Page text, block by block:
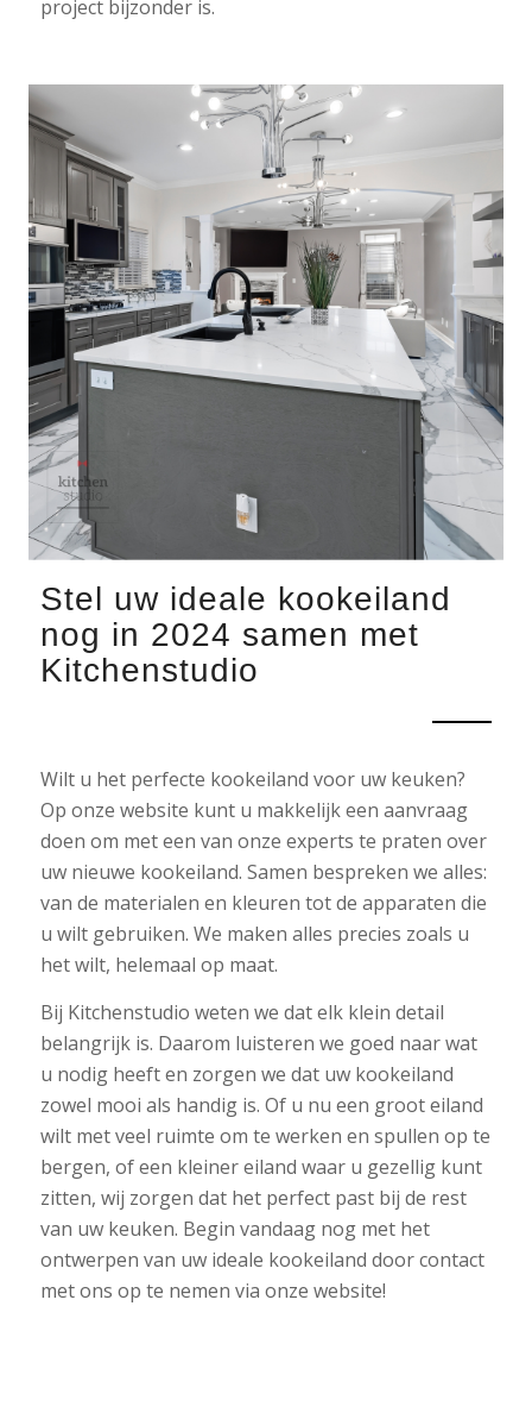
project bijzonder is.
Stel uw ideale kookeiland
nog in 2024 samen met
Kitchenstudio
Wilt u het perfecte kookeiland voor uw keuken?
Op onze website kunt u makkelijk een aanvraag
doen om met een van onze experts te praten over
uw nieuwe kookeiland. Samen bespreken we alles:
van de materialen en kleuren tot de apparaten die
u wilt gebruiken. We maken alles precies zoals u
het wilt, helemaal op maat.
Bij Kitchenstudio weten we dat elk klein detail
belangrijk is. Daarom luisteren we goed naar wat
u nodig heeft en zorgen we dat uw kookeiland
zowel mooi als handig is. Of u nu een groot eiland
wilt met veel ruimte om te werken en spullen op te
bergen, of een kleiner eiland waar u gezellig kunt
zitten, wij zorgen dat het perfect past bij de rest
van uw keuken. Begin vandaag nog met het
ontwerpen van uw ideale kookeiland door contact
met ons op te nemen via onze website!